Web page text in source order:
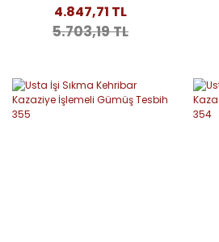
359
4.847,71 TL
5.703,19 TL